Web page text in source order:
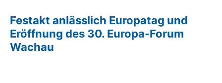
Festakt anlässlich Europatag und
Eröffnung des 30. Europa-Forum
Wachau